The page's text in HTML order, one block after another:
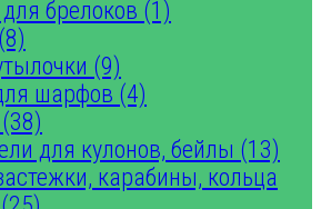
брелоков (1)
(9)
шарфов (4)
для кулонов, бейлы (13)
карабины, кольца